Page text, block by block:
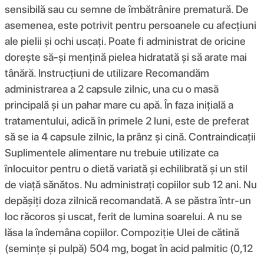
sensibilă sau cu semne de îmbătrânire prematură. De
asemenea, este potrivit pentru persoanele cu afecțiuni
ale pielii și ochi uscați. Poate fi administrat de oricine
dorește să-și mențină pielea hidratată și să arate mai
tânără. Instrucțiuni de utilizare Recomandăm
administrarea a 2 capsule zilnic, una cu o masă
principală și un pahar mare cu apă. În faza inițială a
tratamentului, adică în primele 2 luni, este de preferat
să se ia 4 capsule zilnic, la prânz și cină. Contraindicații
Suplimentele alimentare nu trebuie utilizate ca
înlocuitor pentru o dietă variată și echilibrată și un stil
de viață sănătos. Nu administrați copiilor sub 12 ani. Nu
depășiți doza zilnică recomandată. A se păstra într-un
loc răcoros și uscat, ferit de lumina soarelui. A nu se
lăsa la îndemâna copiilor. Compoziţie Ulei de cătină
(semințe și pulpă) 504 mg, bogat în acid palmitic (0,12